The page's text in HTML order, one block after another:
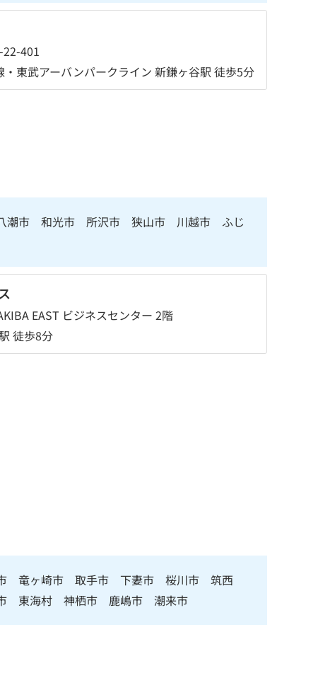
401
東武アーバンパークライン 新鎌ヶ谷駅 徒歩5分
潮市 和光市 所沢市 狭山市 川越市 ふじ
EAST ビジネスセンター 2階
徒歩8分
竜ヶ崎市 取手市 下妻市 桜川市 筑西
東海村 神栖市 鹿嶋市 潮来市